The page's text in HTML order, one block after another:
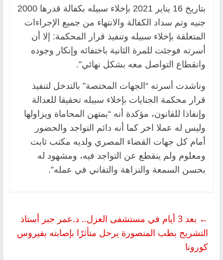
بتاريخ 16 يناير 2021 بإخلاء سبيله بكفالة قدرها 2000
جنيه وتم سداد الكفالة والانتهاء من جميع الإجراءات
المتعلقة بإخلاء سبيله وتنفيذ قرار المحكمة: إلا أن
أسرته فوجئت للمرة الثانية باختفائه وإنكار وجوده
وانقطاع التواصل معه بشكل نهائي”.
وناشدت أسرته “الجهات المختصة” بالتدخل لتنفيذ
قرار محكمة الجنايات بإخلاء سبيله تحقيقا للعدالة
وإنفاذا للقانون، مؤكدة أنه “يمتهن المحاماة ويزاولها
وليس له عملا اخر كما أنه دائم التواجد والحضور
أمام كل جهات القضاء المصري ولديه مكتب ثابت
ومعلوم ولم ينقطع عن التواجد فيه، ومشهود له
بحسن السمعة والنزاهة والتفاني في عمله”.
←
بعد 3 أيام في مستشفى العزل.. د.عمر جبر أستاذ
التشريح بطب المنصورة يرحل متأثرًا بإصابته بفيروس
كورونا